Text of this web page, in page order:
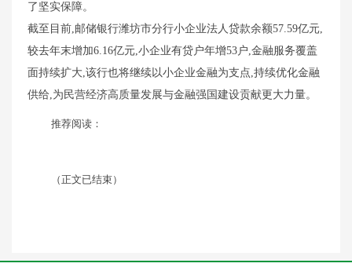
了坚实保障。
截至目前,邮储银行潍坊市分行小企业法人贷款余额57.59亿元,
较去年末增加6.16亿元,小企业有贷户年增53户,金融服务覆盖
面持续扩大,该行也将继续以小企业金融为支点,持续优化金融
供给,为民营经济高质量发展与金融强国建设贡献更大力量。
推荐阅读：
（正文已结束）